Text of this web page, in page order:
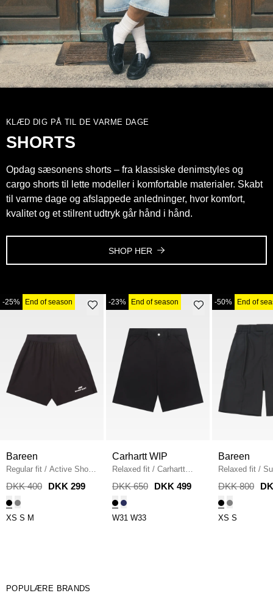
KLÆD DIG PÅ TIL DE VARME DAGE
SHORTS
Opdag sæsonens shorts – fra klassiske denimstyles og
cargo shorts til lette modeller i komfortable materialer. Skabt
til varme dage og afslappede anledninger, hvor komfort,
kvalitet og et stilrent udtryk går hånd i hånd.
SHOP HER
-25% End of season
Bareen
Regular fit / Active Shorts
/ BLACK
DKK 400 DKK 299
XS S M
-23% End of season
Carhartt WIP
Relaxed fit / Carhartt
Simple Shorts / BLACK
DKK 650 DKK 499
W31 W33
-50% End of
Bareen
Relaxed fit /
BLACK
DKK 800
XS S
POPULÆRE BRANDS